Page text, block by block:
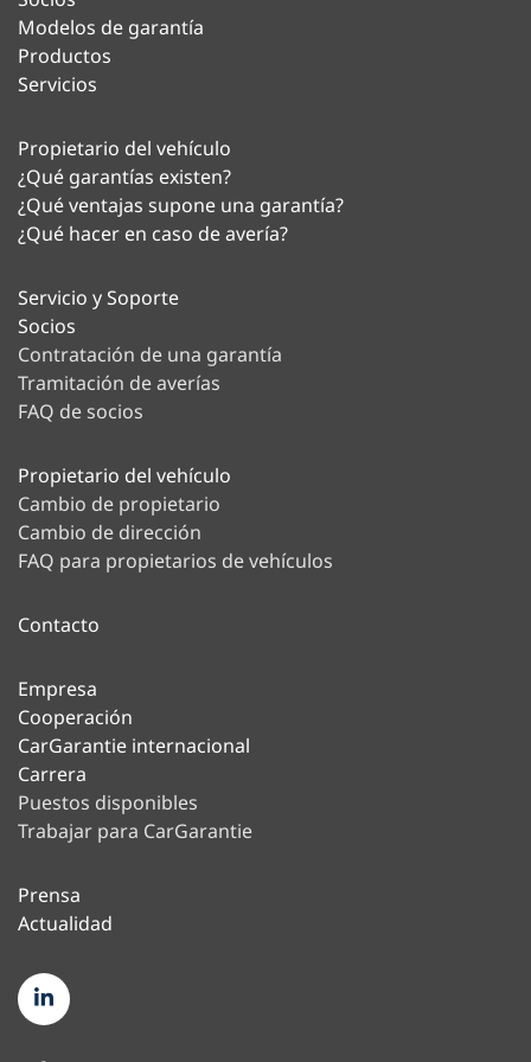
Modelos de garantía
Productos
Servicios
Propietario del vehículo
¿Qué garantías existen?
¿Qué ventajas supone una garantía?
¿Qué hacer en caso de avería?
Servicio y Soporte
Socios
Contratación de una garantía
Tramitación de averías
FAQ de socios
Propietario del vehículo
Cambio de propietario
Cambio de dirección
FAQ para propietarios de vehículos
Contacto
Empresa
Cooperación
CarGarantie internacional
Carrera
Puestos disponibles
Trabajar para CarGarantie
Prensa
Actualidad